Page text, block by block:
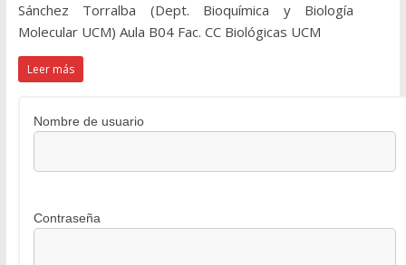
Sánchez Torralba (Dept. Bioquímica y Biología
Molecular UCM) Aula B04 Fac. CC Biológicas UCM
Leer más
Nombre de usuario
Contraseña